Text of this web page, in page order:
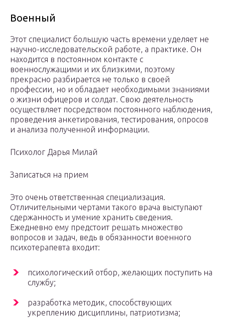
Военный
Этот специалист большую часть времени уделяет не
научно-исследовательской работе, а практике. Он
находится в постоянном контакте с
военнослужащими и их близкими, поэтому
прекрасно разбирается не только в своей
профессии, но и обладает необходимыми знаниями
о жизни офицеров и солдат. Свою деятельность
осуществляет посредством постоянного наблюдения,
проведения анкетирования, тестирования, опросов
и анализа полученной информации.
Психолог Дарья Милай
Записаться на прием
Это очень ответственная специализация.
Отличительными чертами такого врача выступают
сдержанность и умение хранить сведения.
Ежедневно ему предстоит решать множество
вопросов и задач, ведь в обязанности военного
психотерапевта входит:
психологический отбор, желающих поступить на
службу;
разработка методик, способствующих
укреплению дисциплины, патриотизма;